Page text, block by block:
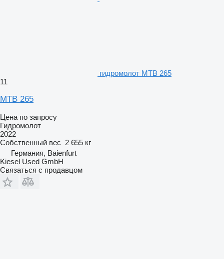
гидромолот MTB 265
11
MTB 265
Цена по запросу
Гидромолот
2022
Собственный вес 2 655 кг
Германия, Baienfurt
Kiesel Used GmbH
Связаться с продавцом